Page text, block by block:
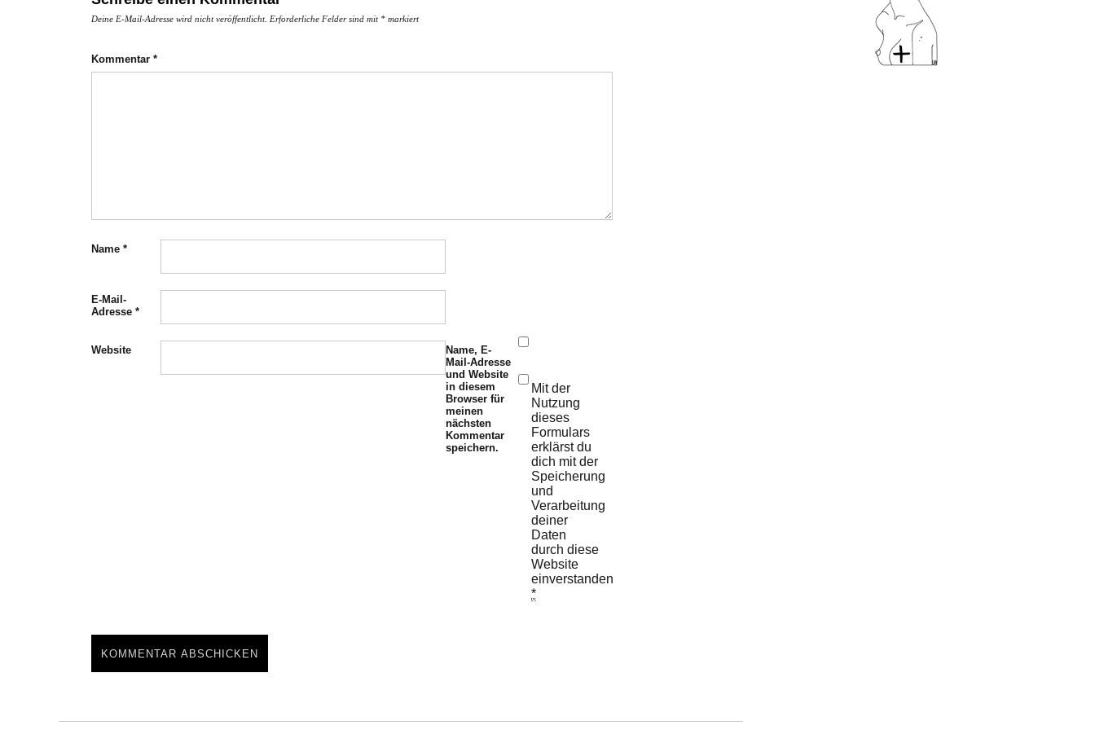
Deine E-Mail-Adresse wird nicht veröffentlicht. Erforderliche Felder sind mit * markiert
Kommentar *
Name *
E-Mail-
Adresse *
Website
Name, E-
Mail-Adresse
und Website
in diesem
Browser für
meinen
nächsten
Kommentar
speichern.
Mit der
Nutzung
dieses
Formulars
erklärst du
dich mit der
Speicherung
und
Verarbeitung
deiner
Daten
durch diese
Website
einverstanden.
*